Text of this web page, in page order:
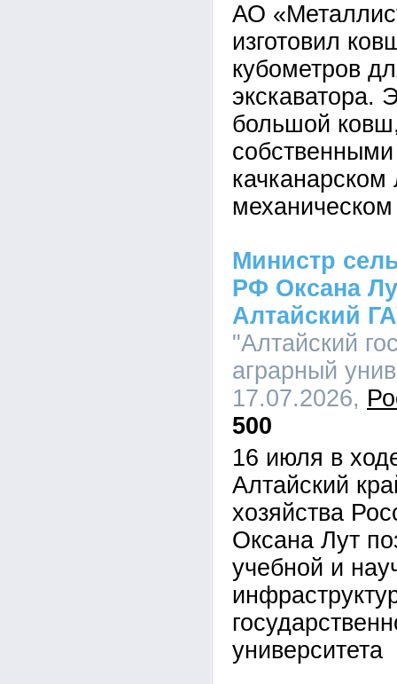
АО
изготовил
кубометров
экскаватора.
большой
качканарском
Министр
РФ Оксана
Алтайский
"Алтайский
аграрный
17.07.2026,
500
16 июля в
Алтайский
хозяйства
Оксана Лут
учебной и
университета